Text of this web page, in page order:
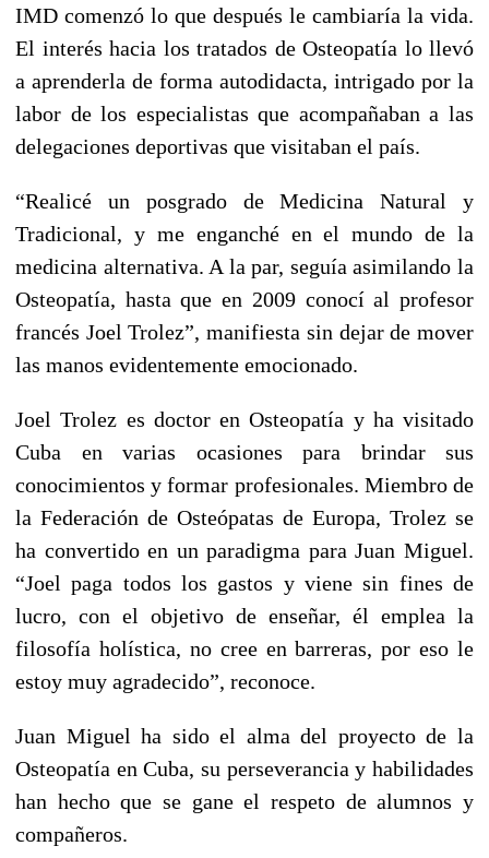
IMD comenzó lo que después le cambiaría la vida.
El interés hacia los tratados de Osteopatía lo llevó
a aprenderla de forma autodidacta, intrigado por la
labor de los especialistas que acompañaban a las
delegaciones deportivas que visitaban el país.
“Realicé un posgrado de Medicina Natural y
Tradicional, y me enganché en el mundo de la
medicina alternativa. A la par, seguía asimilando la
Osteopatía, hasta que en 2009 conocí al profesor
francés Joel Trolez”, manifiesta sin dejar de mover
las manos evidentemente emocionado.
Joel Trolez es doctor en Osteopatía y ha visitado
Cuba en varias ocasiones para brindar sus
conocimientos y formar profesionales. Miembro de
la Federación de Osteópatas de Europa, Trolez se
ha convertido en un paradigma para Juan Miguel.
“Joel paga todos los gastos y viene sin fines de
lucro, con el objetivo de enseñar, él emplea la
filosofía holística, no cree en barreras, por eso le
estoy muy agradecido”, reconoce.
Juan Miguel ha sido el alma del proyecto de la
Osteopatía en Cuba, su perseverancia y habilidades
han hecho que se gane el respeto de alumnos y
compañeros.